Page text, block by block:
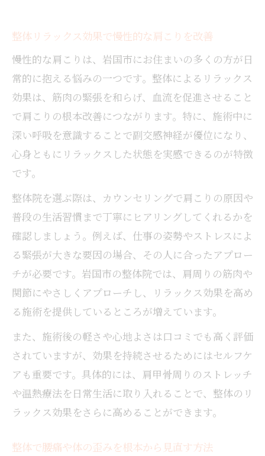
整体リラックス効果で慢性的な肩こりを改善
慢性的な肩こりは、岩国市にお住まいの多くの方が日
常的に抱える悩みの一つです。整体によるリラックス
効果は、筋肉の緊張を和らげ、血流を促進させること
で肩こりの根本改善につながります。特に、施術中に
深い呼吸を意識することで副交感神経が優位になり、
心身ともにリラックスした状態を実感できるのが特徴
です。
整体院を選ぶ際は、カウンセリングで肩こりの原因や
普段の生活習慣まで丁寧にヒアリングしてくれるかを
確認しましょう。例えば、仕事の姿勢やストレスによ
る緊張が大きな要因の場合、その人に合ったアプロー
チが必要です。岩国市の整体院では、肩周りの筋肉や
関節にやさしくアプローチし、リラックス効果を高め
る施術を提供しているところが増えています。
また、施術後の軽さや心地よさは口コミでも高く評価
されていますが、効果を持続させるためにはセルフケ
アも重要です。具体的には、肩甲骨周りのストレッチ
や温熱療法を日常生活に取り入れることで、整体のリ
ラックス効果をさらに高めることができます。
整体で腰痛や体の歪みを根本から見直す方法